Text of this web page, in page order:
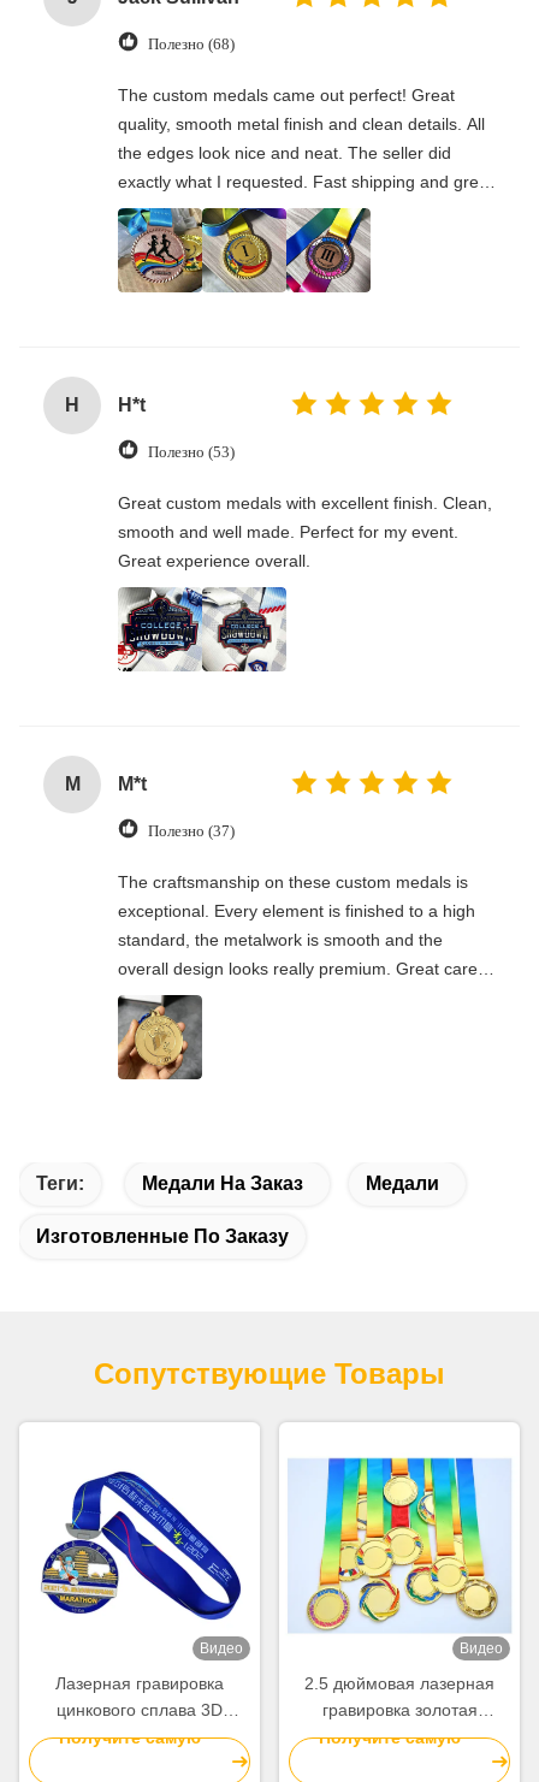
Полезно (68)
The custom medals came out perfect! Great
quality, smooth metal finish and clean details. All
the edges look nice and neat. The seller did
exactly what I requested. Fast shipping and great
communication. Would absolutely order again.
H H*t
Полезно (53)
Great custom medals with excellent finish. Clean,
smooth and well made. Perfect for my event.
Great experience overall.
M M*t
Полезно (37)
The craftsmanship on these custom medals is
exceptional. Every element is finished to a high
standard, the metalwork is smooth and the
overall design looks really premium. Great care
has gone into the production, I’m thoroughly
satisfied.
Теги: Медали На Заказ Медали
Изготовленные По Заказу
Сопутствующие Товары
Видео
Лазерная гравировка
цинкового сплава 3D
специальные медали для
Получите самую
Видео
2.5 дюймовая лазерная
гравировка золотая
тяжелая медаль для
Получите самую